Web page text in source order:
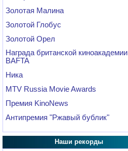
Золотая Малина
Золотой Глобус
Золотой Орел
Награда британской киноакадемии
BAFTA
Ника
MTV Russia Movie Awards
Премия KinoNews
Антипремия "Ржавый бублик"
Наши рекорды